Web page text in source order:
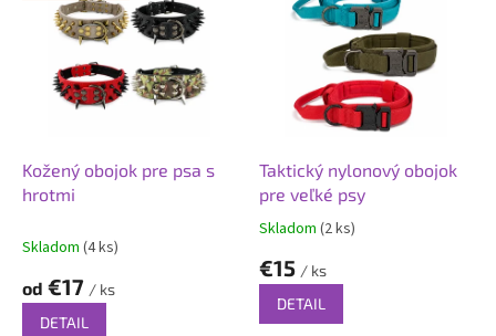
Kožený obojok pre psa s
hrotmi
Skladom (4 ks)
od €17 / ks
DETAIL
Taktický nylonový obojok
pre veľké psy
Priemerné
produktu
5,0
Skladom (2 ks)
€15 / ks
DETAIL